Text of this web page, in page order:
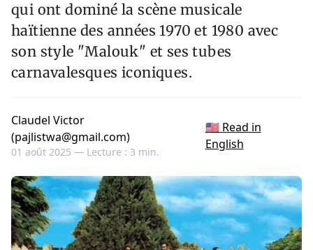
qui ont dominé la scène musicale
haïtienne des années 1970 et 1980 avec
son style "Malouk" et ses tubes
carnavalesques iconiques.
Claudel Victor
(pajlistwa@gmail.com)
01 août 2025 — Lecture : 3 min.
🇺🇸 Read in
English